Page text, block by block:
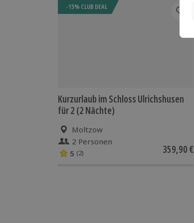
-15% CLUB DEAL
Kurzurlaub im Schloss Ulrichshusen
für 2 (2 Nächte)
Moltzow
2 Personen
5 (2) 359,90 €